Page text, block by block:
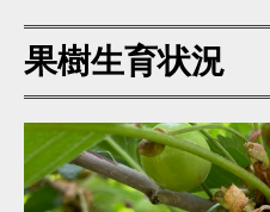
果樹生育状況